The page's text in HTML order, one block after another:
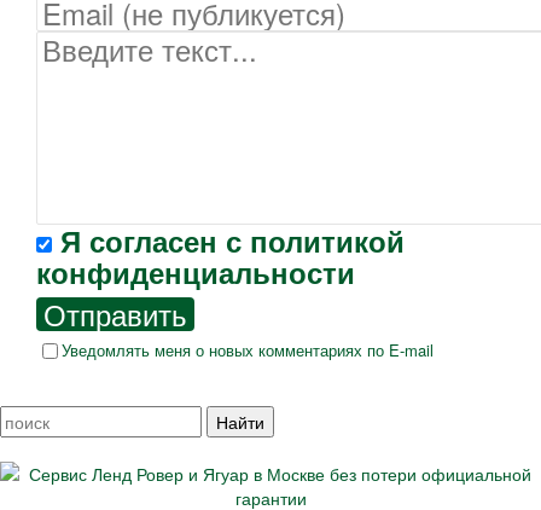
Я согласен с политикой
конфиденциальности
Отправить
Уведомлять меня о новых комментариях по E-mail